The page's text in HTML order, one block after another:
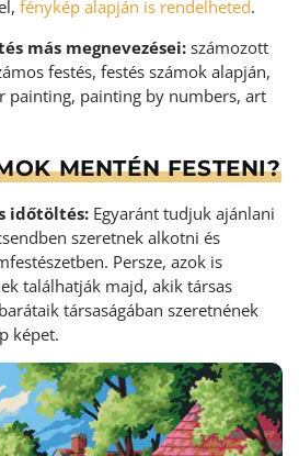
fénykép alapján is rendelheted.
más megnevezései: számozott
festés, festés számok alapján,
painting, painting by numbers, art
MENTÉN FESTENI?
időtöltés: Egyaránt tudjuk ajánlani
szeretnek alkotni és
Persze, azok is
találhatják majd, akik társas
társaságában szeretnének
képet.